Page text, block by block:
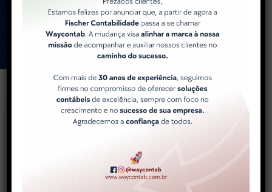
Como a WayContab pode
ajudar você e sua
empresa